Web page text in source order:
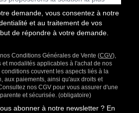
demande, vous consentez à notre
et au traitement de vos
de répondre à votre demande.
Conditions Générales de Vente (CGV),
modalités applicables à l'achat de nos
couvrent les aspects liés à la
aux paiements, ainsi qu'aux droits et
nos CGV pour vous assurer d'une
et sécurisée. (obligatoire)
abonner à notre newsletter ? En